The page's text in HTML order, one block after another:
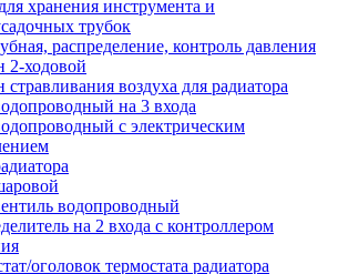
хранения инструмента и
трубок
распределение, контроль давления
2-ходовой
стравливания воздуха для радиатора
на 3 входа
с электрическим
водопроводный
на 2 входа с контроллером
оголовок термостата радиатора